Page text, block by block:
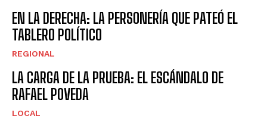
EN LA DERECHA: LA PERSONERÍA QUE PATEÓ EL
TABLERO POLÍTICO
REGIONAL
LA CARGA DE LA PRUEBA: EL ESCÁNDALO DE
RAFAEL POVEDA
LOCAL